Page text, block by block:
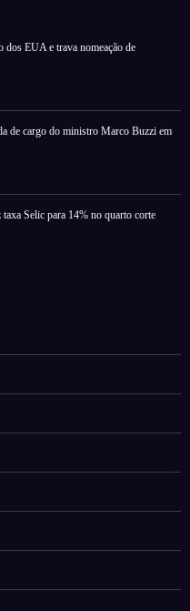
dos EUA e trava nomeação de
de cargo do ministro Marco Buzzi em
Selic para 14% no quarto corte